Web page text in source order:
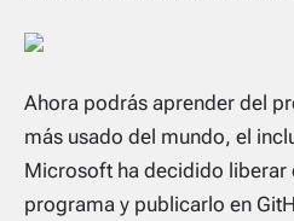
Ahora podrás aprender del
más usado del mundo, el
Microsoft ha decidido liberar
programa y publicarlo en